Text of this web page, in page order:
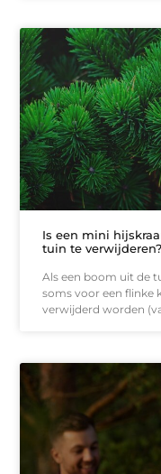
Is een mini
tuin te verwijderen?
Als een boom uit de
soms voor een flinke
verwijderd worden